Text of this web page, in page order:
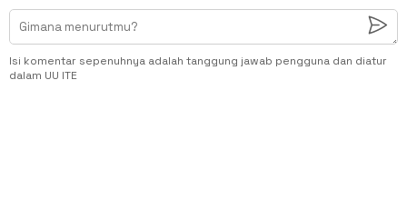
Isi komentar sepenuhnya adalah tanggung jawab pengguna dan diatur
dalam UU ITE